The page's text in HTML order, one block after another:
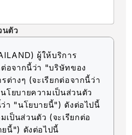
นตัว
ผู้ให้บริการ
ต่อจากนี้ว่า "บริษัทของ
ต่างๆ (จะเรียกต่อจากนี้ว่า
โยบายความเป็นส่วนตัว
ว่า "นโยบายนี้") ดังต่อไปนี้
เป็นส่วนตัว (จะเรียกต่อ
นี้") ดังต่อไปนี้